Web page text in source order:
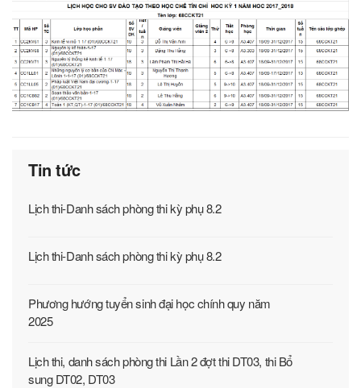
Tin tức
Lịch thi-Danh sách phòng thi kỳ phụ 8.2
Lịch thi-Danh sách phòng thi kỳ phụ 8.2
Phương hướng tuyển sinh đại học chính quy năm
2025
Lịch thi, danh sách phòng thi Lần 2 đợt thi DT03, thi Bổ
sung DT02, DT03